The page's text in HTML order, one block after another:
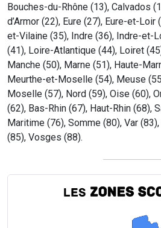
Bouches-du-Rhône (13), Calvados
d’Armor (22), Eure (27), Eure-et-
et-Vilaine (35), Indre (36), Indre-et-
(41), Loire-Atlantique (44), Loiret
Manche (50), Marne (51), Haute-
Meurthe-et-Moselle (54), Meuse
Moselle (57), Nord (59), Oise (60),
(62), Bas-Rhin (67), Haut-Rhin (68),
Maritime (76), Somme (80), Var
(85), Vosges (88).